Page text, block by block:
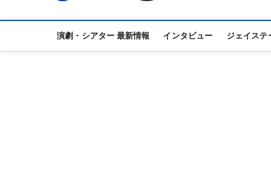
演劇・シアター 最新情報 インタビュー ジェイステ